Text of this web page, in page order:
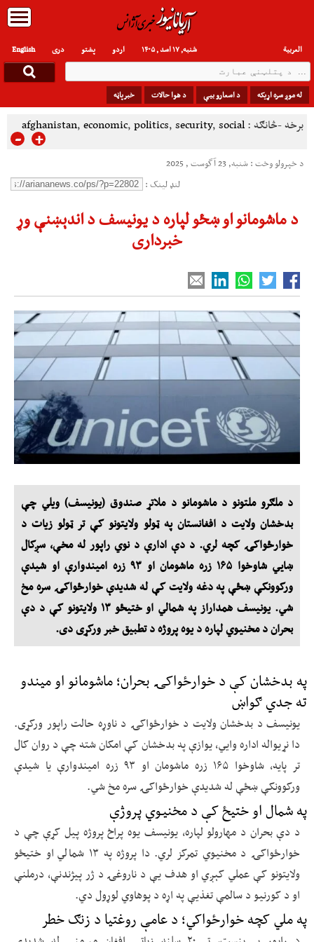
English دری پشتو العربیة اردو شنبه, ۱۷ اسد , ۱۴۰۵
له موږ سره اړیکه د اسعارو بیې د هوا حالات خبرپاڼه
برخه -څانګه : afghanistan, economic, politics, security, social
- +
د خپرولو وخت : شنبه, 23 آگوست , 2025
لنډ لینک :
د ماشومانو او ښځو لپاره د یونیسف د اندېښنې وړ
خبرداری
د ملګرو ملتونو د ماشومانو د ملاتړ صندوق (یونیسف) ویلي چې
بدخشان ولایت د افغانستان په ټولو ولایتونو کې تر ټولو زیات د
خوارځواکۍ کچه لري. د دې ادارې د نوي راپور له مخې، سږکال
ښايي شاوخوا ۱۶۵ زره ماشومان او ۹۳ زره امیندوارې او شیدې
ورکوونکې ښځې په دغه ولایت کې له شدیدې خوارځواکۍ سره مخ
شي. یونیسف همداراز په شمالي او ختیځو ۱۳ ولایتونو کې د دې
بحران د مخنیوي لپاره د یوه پروژه د تطبیق خبر ورکړی دی.
په بدخشان کې د خوارځواکۍ بحران؛ ماشومانو او میندو
ته جدي ګواښ
یونیسف د بدخشان ولایت د خوارځواکۍ د ناوړه حالت راپور ورکړی.
دا نړیواله اداره وایي، یوازې په بدخشان کې امکان شته چې د روان کال
تر پایه، شاوخوا ۱۶۵ زره ماشومان او ۹۳ زره امیندوارې یا شیدې
ورکوونکې ښځې له شدیدې خوارځواکۍ سره مخ شي.
په شمال او ختیځ کې د مخنیوي پروژې
د دې بحران د مهارولو لپاره، یونیسف یوه پراخ پروژه پيل کړې چې د
خوارځواکۍ د مخنیوي تمرکز لري. دا پروژه په ۱۳ شمالي او ختیځو
ولایتونو کې عملي کېږي او هدف یې د ناروغۍ د ژر پیژندنې، درملنې
او د کورنیو د سالمې تغذیې په اړه د پوهاوي لوړول دي.
په ملي کچه خوارځواکي؛ د عامې روغتیا د زنګ خطر